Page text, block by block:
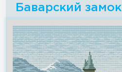
Баварский замок